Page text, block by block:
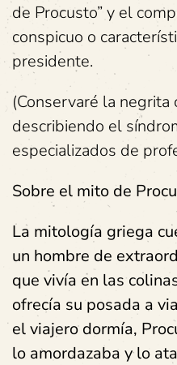
de Procusto” y el
conspicuo o
presidente.
(Conservaré la negrita
describiendo el
especializados de
Sobre el mito de
La mitología griega
un hombre de
que vivía en las
ofrecía su posada a
el viajero dormía,
lo amordazaba y lo